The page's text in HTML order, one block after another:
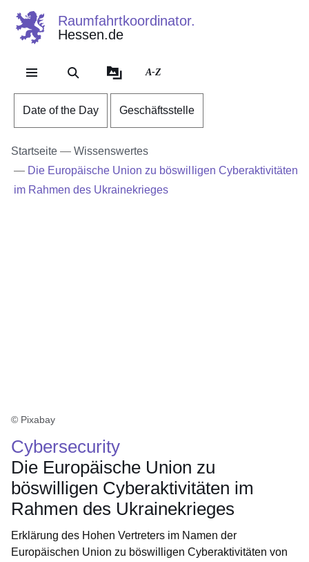
Raumfahrtkoordinator.
Hessen.de
A-Z
Date of the Day Geschäftsstelle
Startseite
Wissenswertes
Die Europäische Union zu böswilligen Cyberaktivitäten
im Rahmen des Ukrainekrieges
© Pixabay
Cybersecurity
Die Europäische Union zu
böswilligen Cyberaktivitäten im
Rahmen des Ukrainekrieges
Erklärung des Hohen Vertreters im Namen der
Europäischen Union zu böswilligen Cyberaktivitäten von